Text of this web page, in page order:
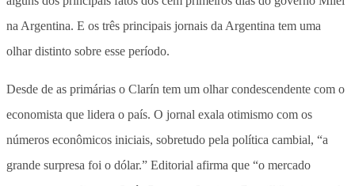
na Argentina. E os três principais jornais da Argentina tem uma
olhar distinto sobre esse período.
Desde de as primárias o Clarín tem um olhar condescendente com o
economista que lidera o país. O jornal exala otimismo com os
números econômicos iniciais, sobretudo pela política cambial, “a
grande surpresa foi o dólar.” Editorial afirma que “o mercado